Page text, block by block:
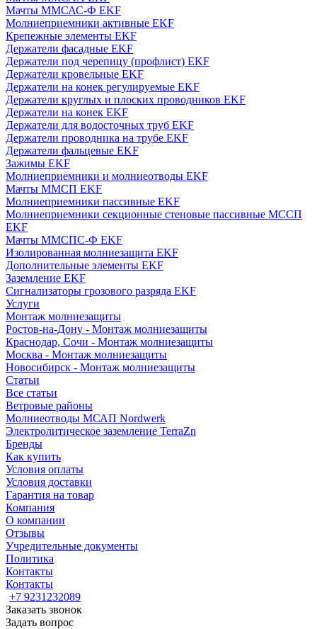
Мачты ММСАС-Ф EKF
Молниеприемники активные EKF
Крепежные элементы EKF
Держатели фасадные EKF
Держатели под черепицу (профлист) EKF
Держатели кровельные EKF
Держатели на конек регулируемые EKF
Держатели круглых и плоских проводников EKF
Держатели на конек EKF
Держатели для водосточных труб EKF
Держатели проводника на трубе EKF
Держатели фальцевые EKF
Зажимы EKF
Молниеприемники и молниеотводы EKF
Мачты ММСП EKF
Молниеприемники пассивные EKF
Молниеприемники секционные стеновые пассивные МССП
EKF
Мачты ММСПС-Ф EKF
Изолированная молниезащита EKF
Дополнительные элементы EKF
Заземление EKF
Сигнализаторы грозового разряда EKF
Услуги
Монтаж молниезащиты
Ростов-на-Дону - Монтаж молниезащиты
Краснодар, Сочи - Монтаж молниезащиты
Москва - Монтаж молниезащиты
Новосибирск - Монтаж молниезащиты
Статьи
Все статьи
Ветровые районы
Молниеотводы МСАП Nordwerk
Электролитическое заземление TerraZn
Бренды
Как купить
Условия оплаты
Условия доставки
Гарантия на товар
Компания
О компании
Отзывы
Учредительные документы
Политика
Контакты
Контакты
+7 9231232089
Заказать звонок
Задать вопрос